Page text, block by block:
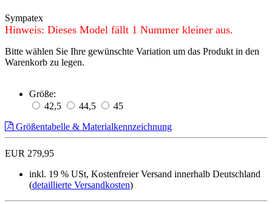
Sympatex
Hinweis: Dieses Model fällt 1 Nummer kleiner aus.
Bitte wählen Sie Ihre gewünschte Variation um das Produkt in den
Warenkorb zu legen.
Größe:
42,5
44,5
45
Größentabelle & Materialkennzeichnung
EUR 279,95
inkl. 19 % USt, Kostenfreier Versand innerhalb Deutschland
(detaillierte Versandkosten)